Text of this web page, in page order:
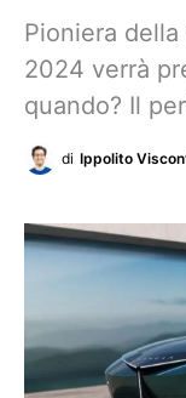
Pioniera
2024 verrà
quando? Il
di Ippolito